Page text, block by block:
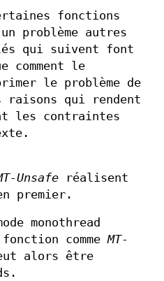
fonctions
problème autres
qui suivent font
comment le
le problème de
qui rendent
les contraintes
Unsaferéalisent
premier.
monothread
commeMT-
alors être